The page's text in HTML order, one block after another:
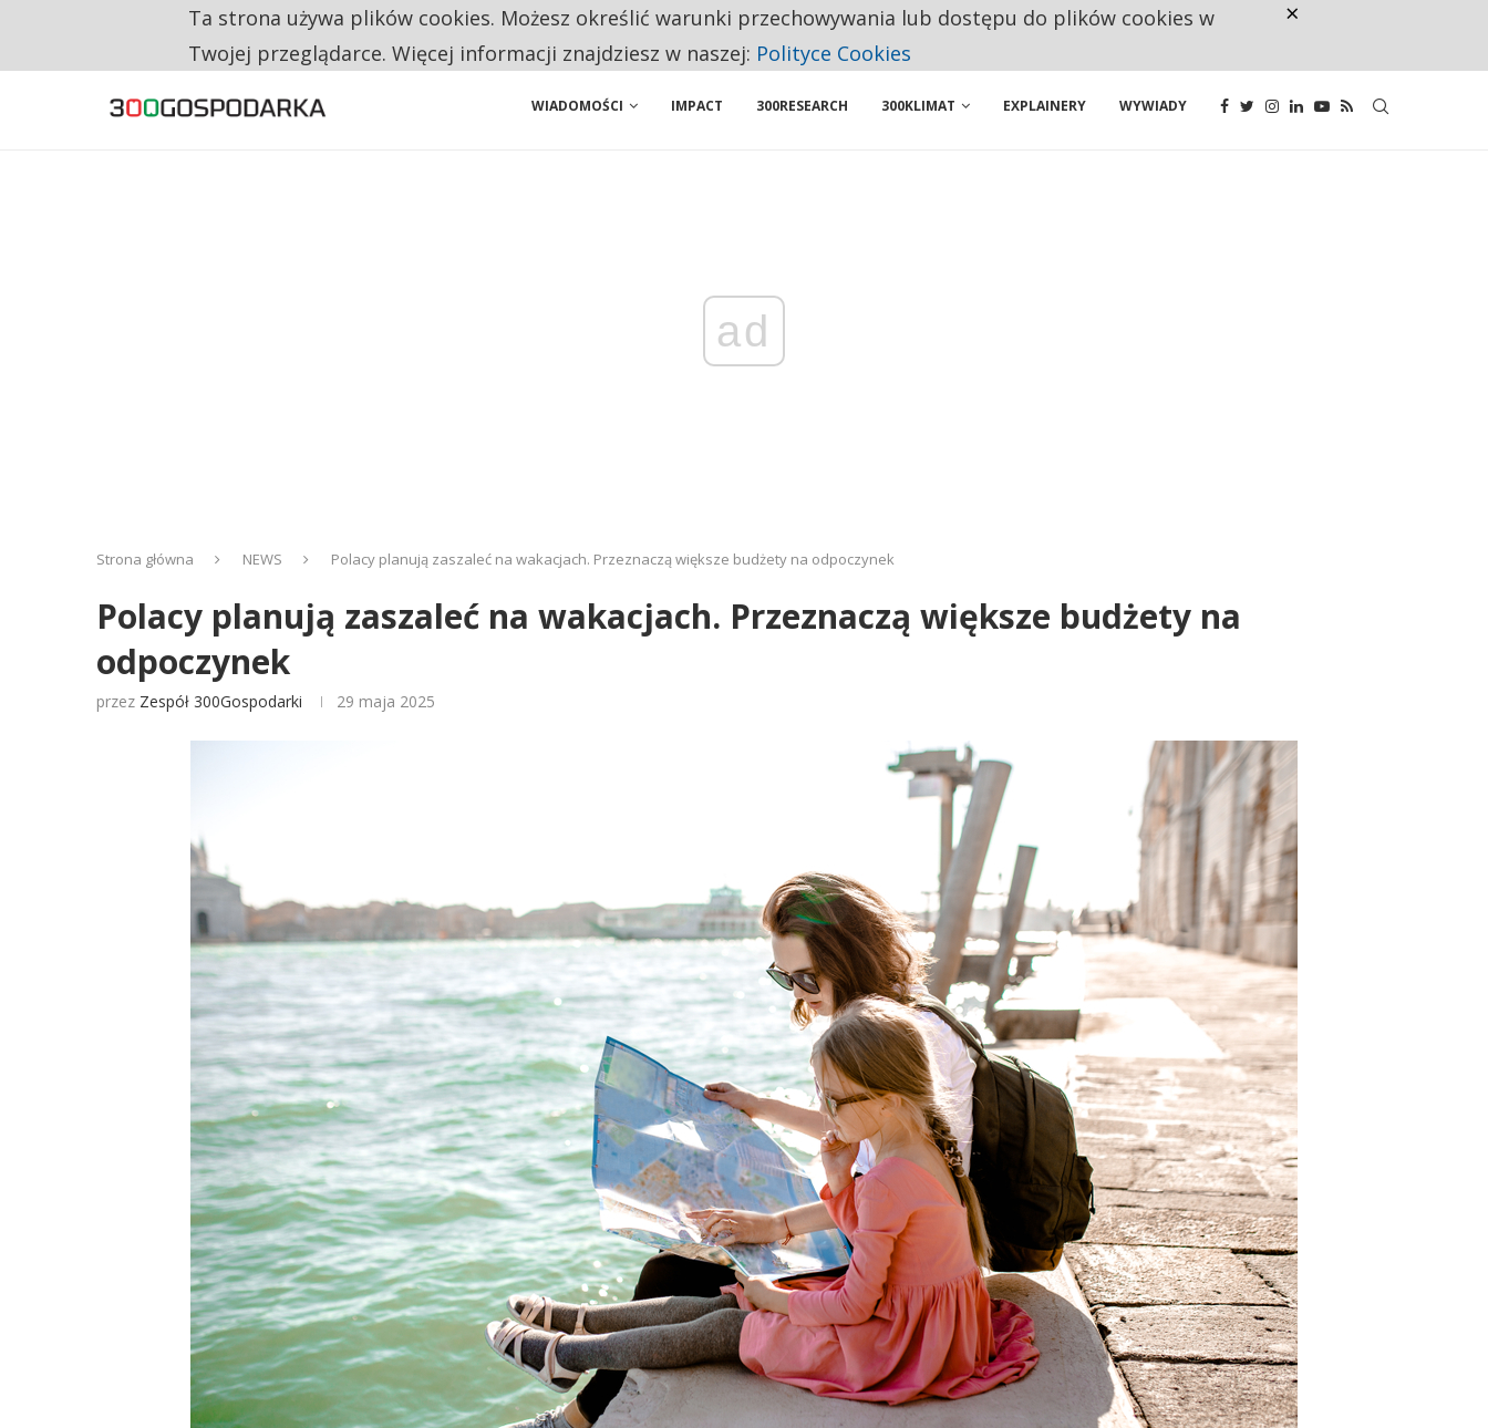
RESTRYKCJE CHIN UDERZAJĄ W EUROPEJSKI PRZEMYSŁ. NA LIŚCIE SĄ DWA PODMIOTY Z POLSKI
WIADOMOŚCI IMPACT 300RESEARCH 300KLIMAT EXPLAINERY WYWIADY
ad
Strona główna NEWS Polacy planują zaszaleć na wakacjach. Przeznaczą większe budżety na odpoczynek
Polacy planują zaszaleć na wakacjach. Przeznaczą większe budżety na
odpoczynek
przez Zespół 300Gospodarki 29 maja 2025
Ta strona używa plików cookies. Możesz określić warunki przechowywania lub dostępu do plików cookies w
Twojej przeglądarce. Więcej informacji znajdziesz w naszej: Polityce Cookies
×